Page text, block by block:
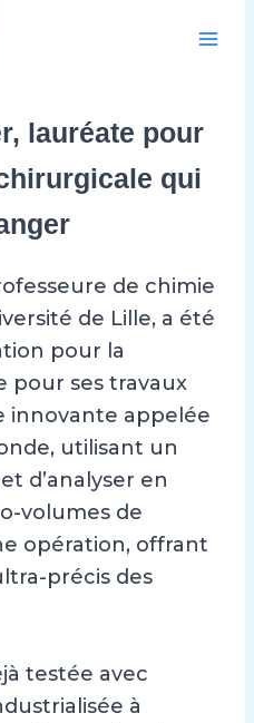
lauréate pour
qui
de chimie
de Lille, a été
pour la
pour ses travaux
innovante appelée
utilisant un
d’analyser en
volumes de
opération, offrant
précis des
testée avec
à